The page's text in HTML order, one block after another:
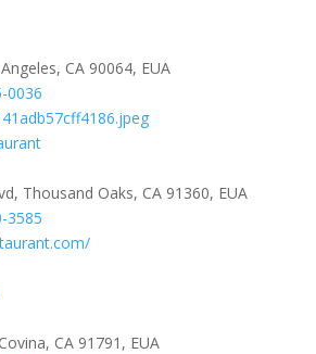
CA 90064, EUA
0036
Thousand Oaks, CA 91360, EUA
3585
CA 91791, EUA